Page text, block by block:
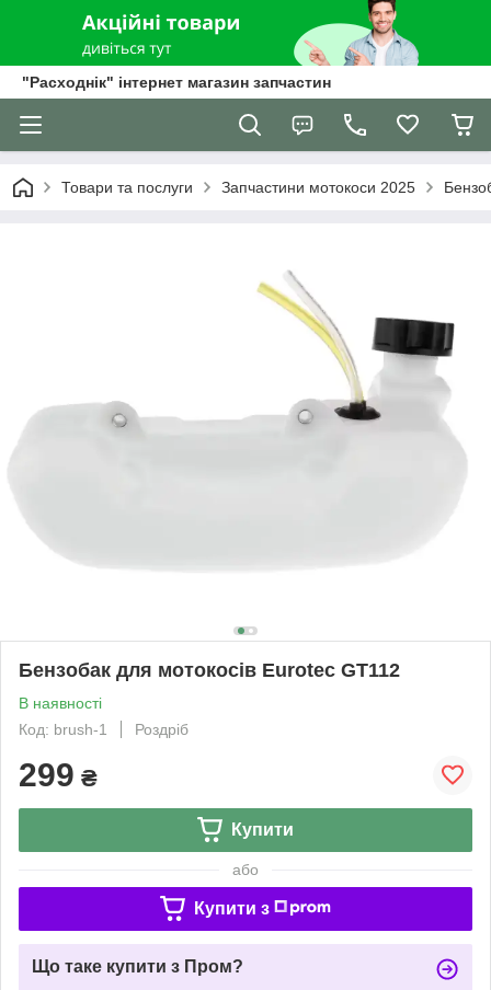
"Расходнік" інтернет магазин запчастин
Товари та послуги Запчастини мотокоси 2025
Бензобак для мотокосів Eurotec GT112
В наявності
Код: brush-1
Роздріб
299 ₴
Купити
або
Купити з
Що таке купити з Пром?